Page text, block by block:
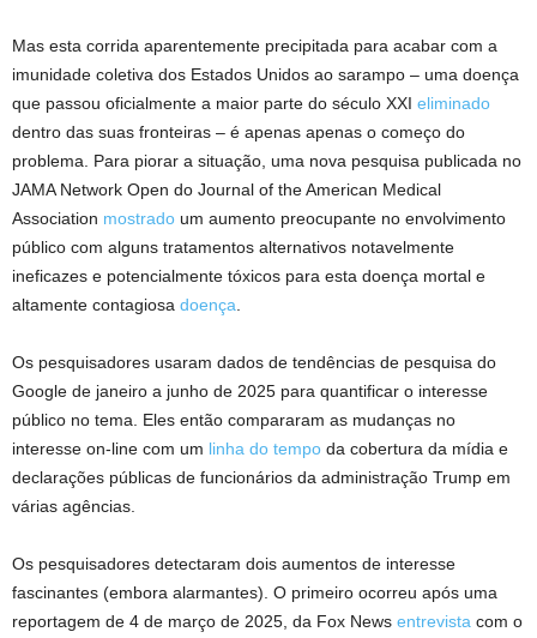
Mas esta corrida aparentemente precipitada para acabar com a
imunidade coletiva dos Estados Unidos ao sarampo – uma doença
que passou oficialmente a maior parte do século XXI eliminado
dentro das suas fronteiras – é apenas apenas o começo do
problema. Para piorar a situação, uma nova pesquisa publicada no
JAMA Network Open do Journal of the American Medical
Association mostrado um aumento preocupante no envolvimento
público com alguns tratamentos alternativos notavelmente
ineficazes e potencialmente tóxicos para esta doença mortal e
altamente contagiosa doença
Os pesquisadores usaram dados de tendências de pesquisa do
Google de janeiro a junho de 2025 para quantificar o interesse
público no tema. Eles então compararam as mudanças no
interesse on-line com um linha do tempo da cobertura da mídia e
declarações públicas de funcionários da administração Trump em
várias agências.
Os pesquisadores detectaram dois aumentos de interesse
fascinantes (embora alarmantes). O primeiro ocorreu após uma
reportagem de 4 de março de 2025, da Fox News entrevista com o